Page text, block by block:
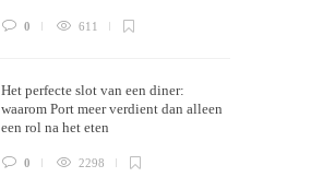
0 611
Het perfecte slot van een diner:
waarom Port meer verdient dan alleen
een rol na het eten
0 2298